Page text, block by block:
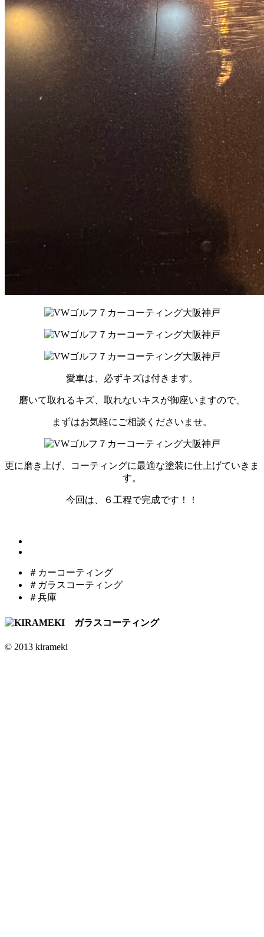
愛車は、必ずキズは付きます。
磨いて取れるキズ、取れないキスが御座いますので、
まずはお気軽にご相談くださいませ。
更に磨き上げ、コーティングに最適な塗装に仕上げていきま
す。
今回は、６工程で完成です！！
＃カーコーティング
＃ガラスコーティング
＃兵庫
© 2013 kirameki